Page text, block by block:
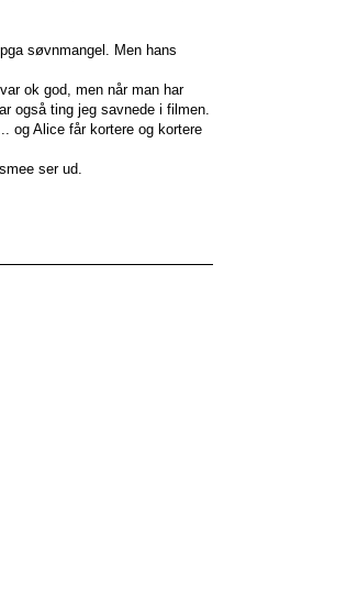
søvnmangel. Men hans
ok god, men når man har
også ting jeg savnede i filmen.
og Alice får kortere og kortere
ser ud.